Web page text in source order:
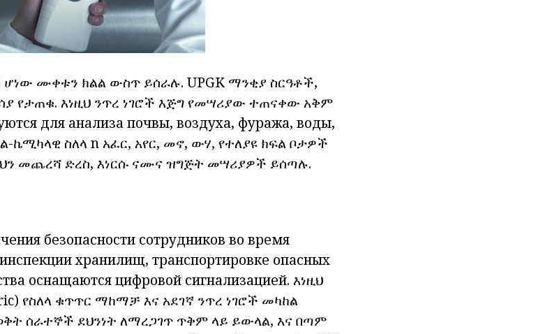
ሆነው ሙቀቱን ክልል ውስጥ ይሰራሉ. UPGK ማንቂያ ስርዓቶች,
የታጠቁ. እነዚህ ንጥረ ነገሮች እጅግ የመሣሪያው ተጠናቀው አቅም
для анализа почвы, воздуха, фуража, воды,
ኬሚካላዊ ስለላn አፈር, አየር, መኖ, ውሃ, የተለያዩ ክፍል ቦታዎች
መጨረሻ ድረስ, እነርሱ ናሙና ዝግጅት መሣሪያዎች ይሰጣሉ.
безопасности сотрудников во время
хранилищ, транспортировке опасных
оснащаются цифровой сигнализацией. እነዚህ
የስለላ ቁጥጥር ማከማቻ እና አደገኛ ንጥረ ነገሮች መካከል
ሰራተኞች ደህንነት ለማረጋገጥ ጥቅም ላይ ይውላል, እና በጣም